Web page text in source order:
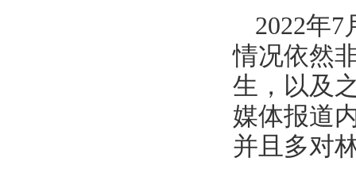
2022年
情况依然
生，以及
媒体报道
并且多对